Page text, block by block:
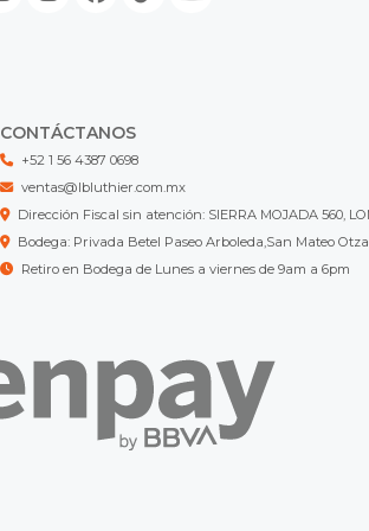
CONTÁCTANOS
+52 1 56 4387 0698
ventas@lbluthier.com.mx
Dirección Fiscal sin atención: SIERRA MOJADA 560,
Bodega: Privada Betel Paseo Arboleda,San Mateo
Retiro en Bodega de Lunes a viernes de 9am a 6pm